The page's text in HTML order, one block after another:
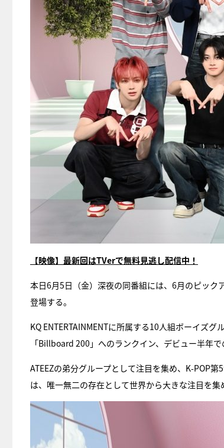
【映像】最新回はTVerで無料見逃し配信中！
本日6月5日（金）深夜の同番組には、6月のピック
登場する。
KQ ENTERTAINMENTに所属する10人組ボーイズ
「Billboard 200」へのランクイン、デビュー半年
ATEEZの弟分グループとして注目を集め、K-POP
は、唯一無二の存在として世界から大きな注目を集